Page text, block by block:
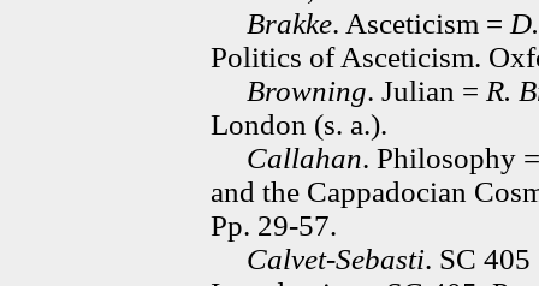
Brakke. Asceticism =
Politics of Asceticism.
Browning. Julian = R.
London (s. a.).
Callahan. Philosophy
and the Cappadocian
Pp. 29-57.
Calvet-Sebasti. SC